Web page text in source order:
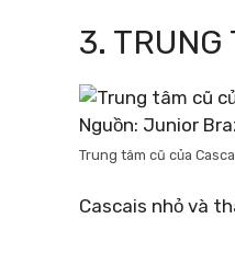
3. TRUNG
Nguồn: Junior
Trung tâm cũ của
Cascais nhỏ và